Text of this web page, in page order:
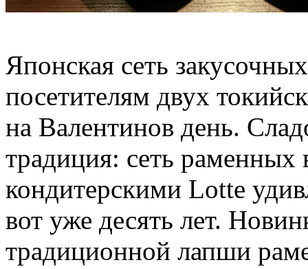
Японская сеть
посетителям двух
на Валентинов день.
традиция: сеть раменных
кондитерскими Lotte
вот уже десять лет.
традиционной лапши